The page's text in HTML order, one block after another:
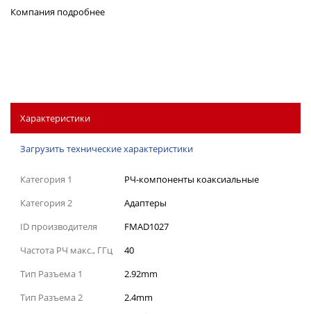
Компания подробнее
Характеристики
Загрузить технические характеристики
Категория 1
РЧ-компоненты коаксиальные
Категория 2
Адаптеры
ID производителя
FMAD1027
Частота РЧ макс., ГГц
40
Тип Разъема 1
2.92mm
Тип Разъема 2
2.4mm